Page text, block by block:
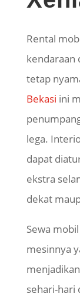
Rental
kendaraan
tetap
Bekasi ini
lega.
dapat
ekstra
dekat
Sewa
mesinnya
sehari-hari